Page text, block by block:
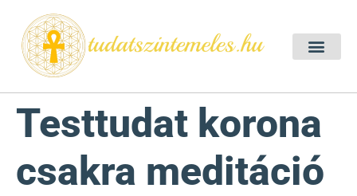
Testtudat korona
csakra meditáció